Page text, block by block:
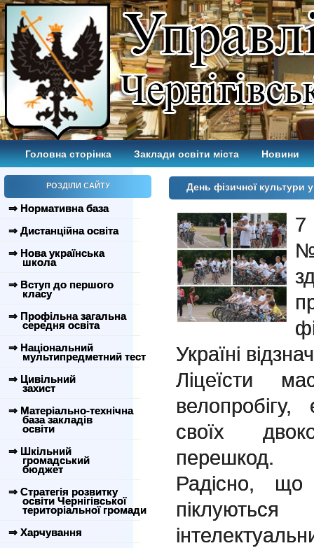
Головна сторінка Заклади освіти міста Новини
РОЗДІЛИ САЙТУ
⇒ Нормативна база
⇒ Дистанційна освіта
⇒ Нова українська
школа
⇒ Вступ до першого
класу
⇒ Профільна загальна
середня освіта
⇒ Національний
мультипредметний тест
⇒ Цивільний
захист
⇒ Матеріально-технічна
база закладів
освіти
⇒ Шкільний
громадський
бюджет
⇒ Стратегія розвитку
освіти Чернігівської
територіальної громади
⇒ Харчування
День фізичної культури
7
Україні
Ліцеїсти
своїх
перешкод.
Радісно, що